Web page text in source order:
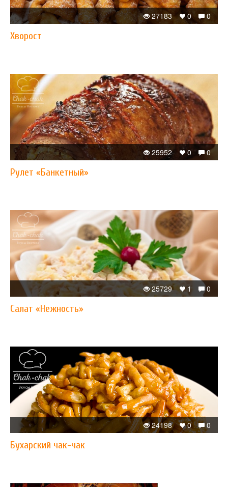
0
0
27183
Хворост
0
0
25952
Рулет «Банкетный»
0
1
25729
Салат «Нежность»
0
0
24198
Бухарский чак-чак